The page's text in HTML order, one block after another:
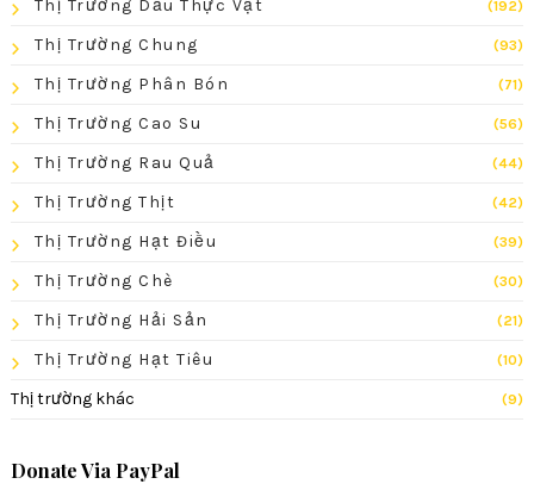
Thị Trường Dầu Thực Vật (192)
Thị Trường Chung (93)
Thị Trường Phân Bón (71)
Thị Trường Cao Su (56)
Thị Trường Rau Quả (44)
Thị Trường Thịt (42)
Thị Trường Hạt Điều (39)
Thị Trường Chè (30)
Thị Trường Hải Sản (21)
Thị Trường Hạt Tiêu (10)
Thị trường khác (9)
Donate Via PayPal